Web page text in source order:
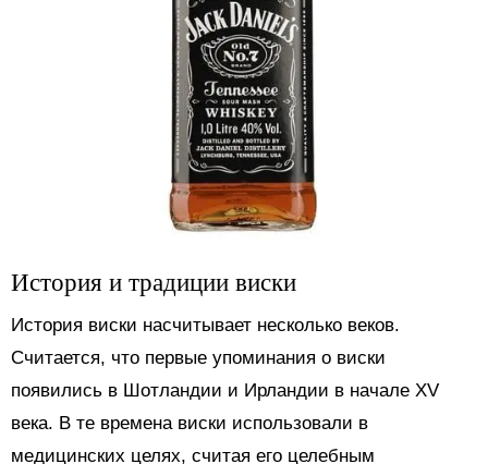
История и традиции виски
История виски насчитывает несколько веков.
Считается, что первые упоминания о виски
появились в Шотландии и Ирландии в начале XV
века. В те времена виски использовали в
медицинских целях, считая его целебным